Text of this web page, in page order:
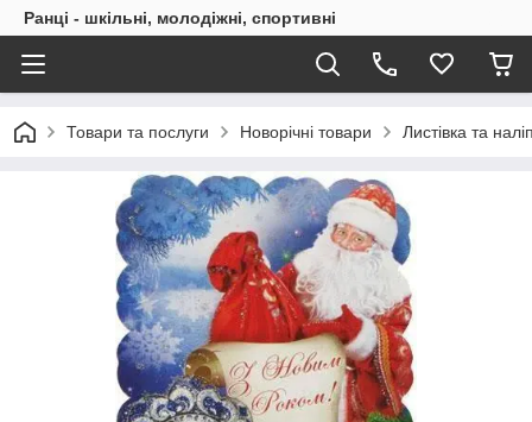
Ранці - шкільні, молодіжні, спортивні
Товари та послуги Новорічні товари Листівка та